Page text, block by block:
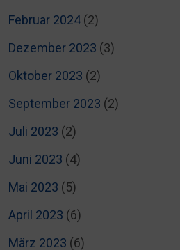
Februar 2024(2)
Dezember 2023 (3)
Oktober 2023 (2)
September 2023 (2)
Juli 2023 (2)
Juni 2023 (4)
Mai 2023 (5)
April 2023 (6)
März 2023 (6)